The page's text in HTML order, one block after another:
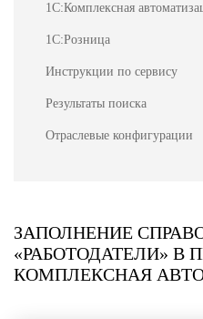
1С:Комплексная
1С:Розница
Инструкции по сервису
Результаты поиска
Отраслевые конфигурации
ЗАПОЛНЕНИЕ
«РАБОТОДАТЕЛИ» В
КОМПЛЕКСНАЯ